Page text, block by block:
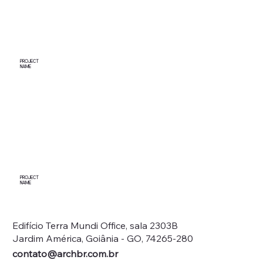
PROJECT
NAME
PROJECT
NAME
Edifício Terra Mundi Office, sala 2303B
Jardim América, Goiânia - GO, 74265-280
contato@archbr.com.br